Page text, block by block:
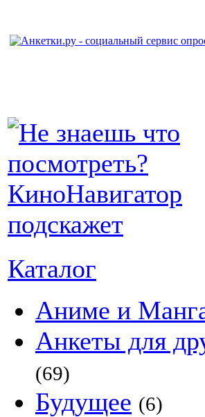
Каталог
Аниме и
Анкеты для
(69)
Будущее (6)